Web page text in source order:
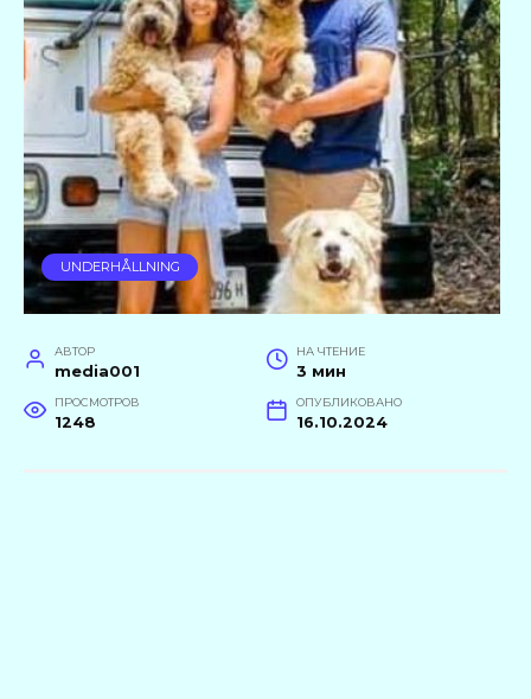
UNDERHÅLLNING
АВТОР
media001
НА ЧТЕНИЕ
3 мин
ПРОСМОТРОВ
1248
ОПУБЛИКОВАНО
16.10.2024